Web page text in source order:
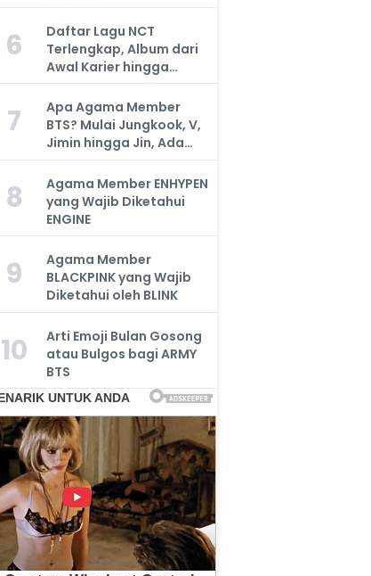
6
Daftar Lagu NCT
Terlengkap, Album dari
Awal Karier hingga
Sekarang
7
Apa Agama Member
BTS? Mulai Jungkook, V,
Jimin hingga Jin, Ada
yang Atheis
8
Agama Member ENHYPEN
yang Wajib Diketahui
ENGINE
9
Agama Member
BLACKPINK yang Wajib
Diketahui oleh BLINK
10
Arti Emoji Bulan Gosong
atau Bulgos bagi ARMY
BTS